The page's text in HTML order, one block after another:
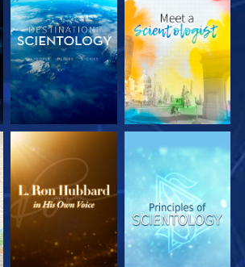
VERKEN DE SERIE VERKEN DE SERIE